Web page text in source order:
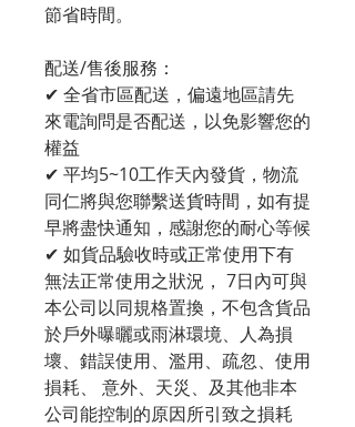
節省時間。
配送/售後服務：
✔ 全省市區配送，偏遠地區請先
來電詢問是否配送，以免影響您的
權益
✔ 平均5~10工作天內發貨，物流
同仁將與您聯繫送貨時間，如有提
早將盡快通知，感謝您的耐心等候
✔ 如貨品驗收時或正常使用下有
無法正常使用之狀況， 7日內可與
本公司以同規格置換，不包含貨品
於戶外曝曬或雨淋環境、人為損
壞、錯誤使用、濫用、疏忽、使用
損耗、 意外、天災、及其他非本
公司能控制的原因所引致之損耗